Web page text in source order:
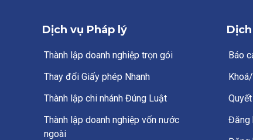
Dịch vụ Pháp lý
Thành lập doanh nghiệp trọn gói
Thay đổi Giấy phép Nhanh
Thành lập chi nhánh Đúng Luật
Thành lập doanh nghiệp vốn nước
ngoài
Báo
Đăng